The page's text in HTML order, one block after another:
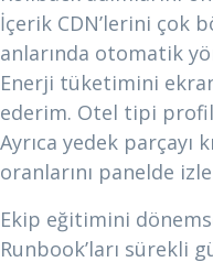
İçerik CDN’lerini çok
anlarında otomatik
Enerji tüketimini
ederim. Otel tipi
Ayrıca yedek parçayı
oranlarını panelde
Ekip eğitimini
Runbook’ları sürekli